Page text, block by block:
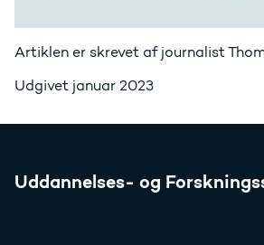
Artiklen er skrevet af journalist
Udgivet januar 2023
Uddannelses- og